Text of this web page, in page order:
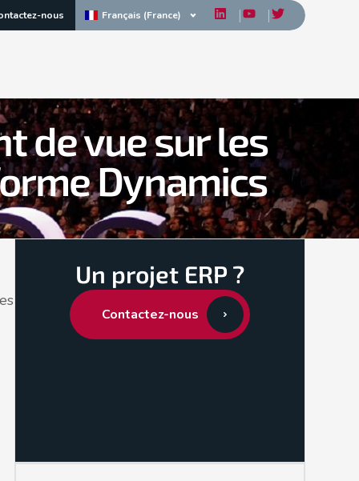
nous Français (France)
de vue sur les
Dynamics
Un projet ERP ?
Contactez-nous